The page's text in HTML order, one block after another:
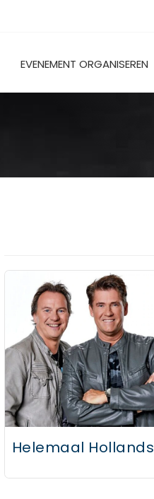
EVENEMENT ORGANISEREN
Helemaal Hollands